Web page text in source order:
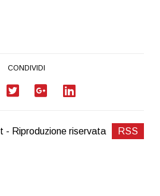
CONDIVIDI
- Riproduzione riservata RSS